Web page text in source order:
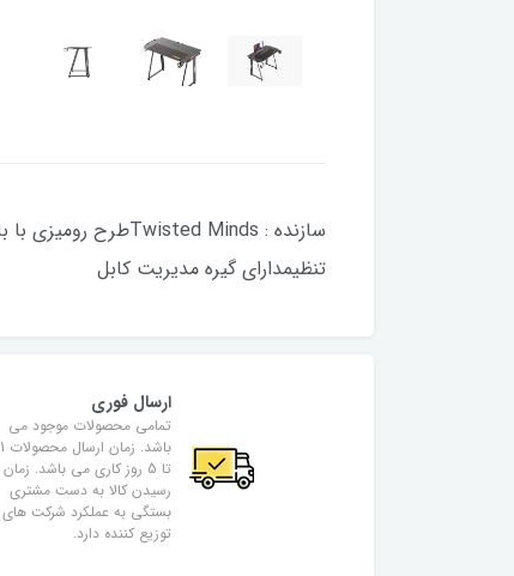
تنظیمدارای گیره مدیریت کابل
ارسال فوری
تمامی محصولات موجود می
باشد. زمان ارسال محصولات 1
تا 5 روز کاری می باشد. زمان
رسیدن کالا به دست مشتری
بستگی به عملکرد شرکت های
توزیع کننده دارد.